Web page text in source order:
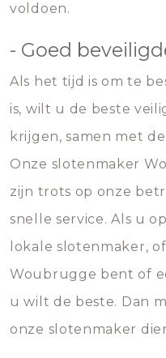
voldoen.
- Goed
Als het tijd is om te
is, wilt u de beste
krijgen, samen met
Onze slotenmaker
zijn trots op onze
snelle service. Als u
lokale slotenmaker,
Woubrugge bent of
u wilt de beste. Dan
onze slotenmaker